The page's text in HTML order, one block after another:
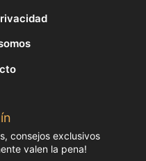
consejos exclusivos
valen la pena!